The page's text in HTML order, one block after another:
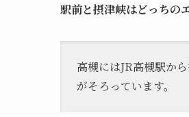
駅前と摂津峡はどっちの
高槻にはJR高槻駅か
がそろっています。